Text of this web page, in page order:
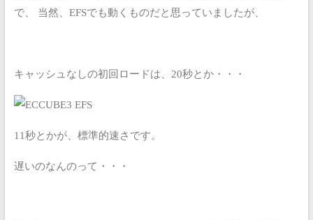
で、
当然、EFSでも動くものだと思っていましたが、
キャッシュなしの初回ロードは、20秒とか・・・
11秒とかが、標準的速さです。
遅いのなんのって・・・